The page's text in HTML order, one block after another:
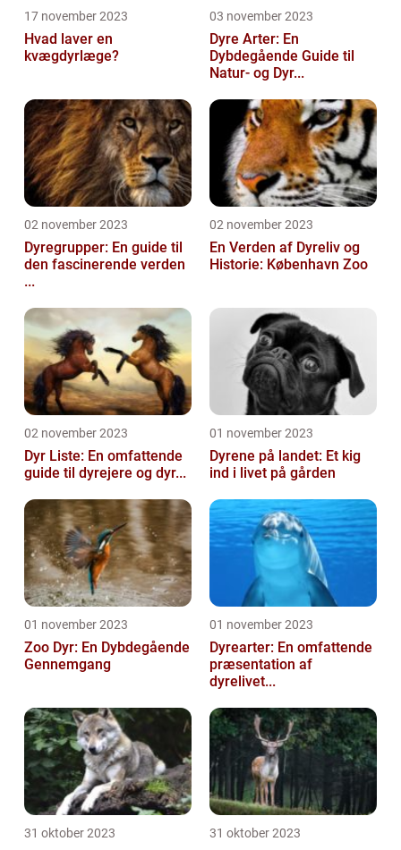
17 november 2023
Hvad laver en
kvægdyrlæge?
03 november 2023
Dyre Arter: En
Dybdegående Guide til
Natur- og Dyr...
02 november 2023
Dyregrupper: En guide til
den fascinerende verden
...
02 november 2023
En Verden af Dyreliv og
Historie: København Zoo
02 november 2023
Dyr Liste: En omfattende
guide til dyrejere og dyr...
01 november 2023
Dyrene på landet: Et kig
ind i livet på gården
01 november 2023
Zoo Dyr: En Dybdegående
Gennemgang
01 november 2023
Dyrearter: En omfattende
præsentation af
dyrelivet...
31 oktober 2023 31 oktober 2023